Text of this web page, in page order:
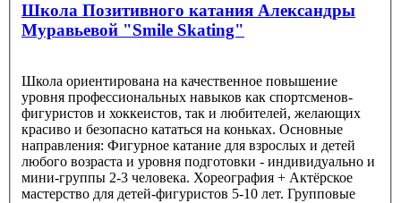
Школа Позитивного катания Александры
Муравьевой "Smile Skating"
Школа ориентирована на качественное повышение
уровня профессиональных навыков как спортсменов-
фигуристов и хоккеистов, так и любителей, желающих
красиво и безопасно кататься на коньках. Основные
направления: Фигурное катание для взрослых и детей
любого возраста и уровня подготовки - индивидуально и
мини-группы 2-3 человека. Хореография + Актёрское
мастерство для детей-фигуристов 5-10 лет. Групповые